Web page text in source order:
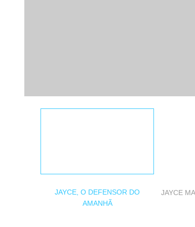
JAYCE, O DEFENSOR DO
AMANHÃ
JAYCE